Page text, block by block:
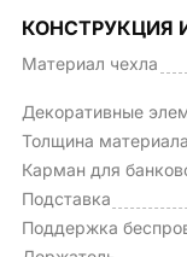
КОНСТРУКЦИЯ
Материал чехла
Декоративные
Толщина материала
Карман для
Подставка
Поддержка